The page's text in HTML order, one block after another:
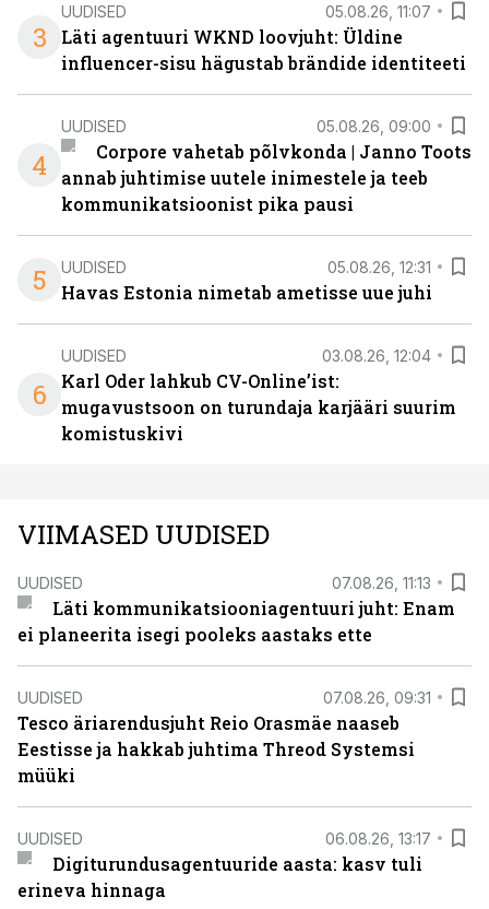
3
UUDISED 05.08.26, 11:07
Läti agentuuri WKND loovjuht: Üldine
influencer-sisu hägustab brändide identiteeti
4
UUDISED 05.08.26, 09:00
Corpore vahetab põlvkonda | Janno Toots
annab juhtimise uutele inimestele ja teeb
kommunikatsioonist pika pausi
5 UUDISED 05.08.26, 12:31
Havas Estonia nimetab ametisse uue juhi
6
UUDISED 03.08.26, 12:04
Karl Oder lahkub CV-Online’ist:
mugavustsoon on turundaja karjääri suurim
komistuskivi
VIIMASED UUDISED
UUDISED 07.08.26, 11:13
Läti kommunikatsiooniagentuuri juht: Enam
ei planeerita isegi pooleks aastaks ette
UUDISED 07.08.26, 09:31
Tesco äriarendusjuht Reio Orasmäe naaseb
Eestisse ja hakkab juhtima Threod Systemsi
müüki
UUDISED 06.08.26, 13:17
Digiturundusagentuuride aasta: kasv tuli
erineva hinnaga